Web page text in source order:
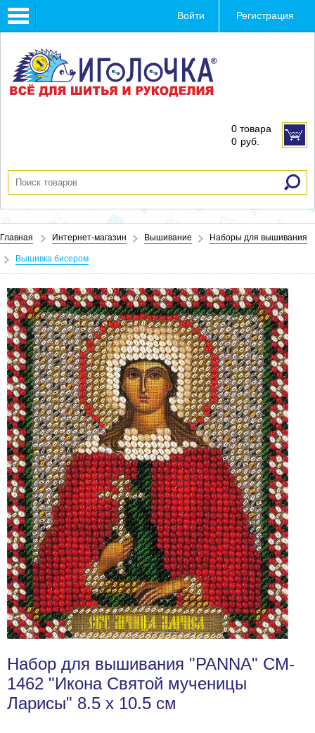
Toggle
navigation
Войти Регистрация
0 товара
0 руб.
Главная Интернет-магазин Вышивание Наборы для вышивания
Вышивка бисером
Набор для вышивания "PANNA" CM-
1462 "Икона Святой мученицы
Ларисы" 8.5 х 10.5 см